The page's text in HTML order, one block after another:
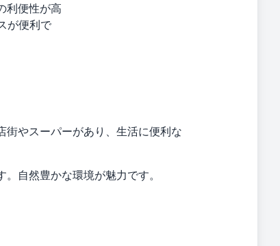
利便性が高
が便利で
やスーパーがあり、生活に便利な
自然豊かな環境が魅力です。